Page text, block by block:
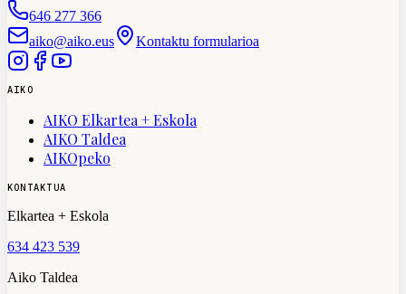
646 277 366
aiko@aiko.eus
Kontaktu formularioa
AIKO
AIKO Elkartea + Eskola
AIKO Taldea
AIKOpeko
KONTAKTUA
Elkartea + Eskola
634 423 539
Aiko Taldea